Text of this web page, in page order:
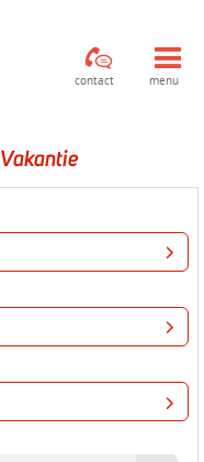
contact menu
Vakantie